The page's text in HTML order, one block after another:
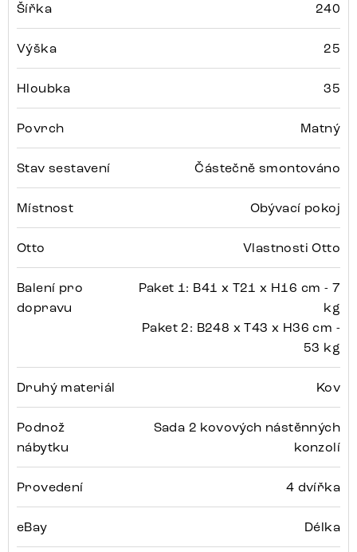
Šířka 240
Výška 25
Hloubka 35
Povrch Matný
Stav sestavení Částečně smontováno
Místnost Obývací pokoj
Otto Vlastnosti Otto
Balení pro
dopravu
Paket 1: B41 x T21 x H16 cm - 7
kg
Paket 2: B248 x T43 x H36 cm -
53 kg
Druhý materiál Kov
Podnož
nábytku
Sada 2 kovových nástěnných
konzolí
Provedení 4 dvířka
eBay Délka